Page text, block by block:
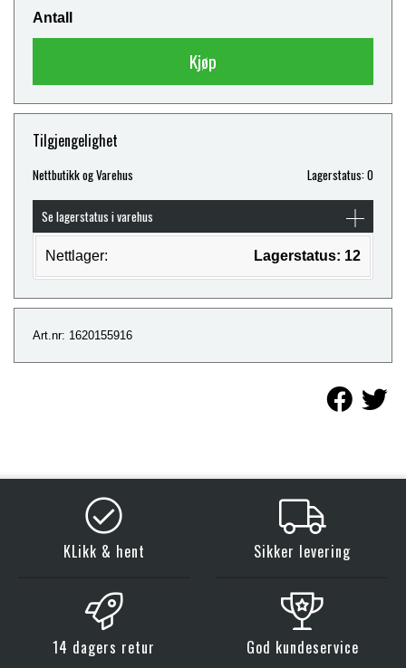
Antall
Kjøp
Tilgjengelighet
Nettbutikk og Varehus Lagerstatus: 0
Se lagerstatus i varehus
Nettlager: Lagerstatus: 12
Art.nr: 1620155916
KLikk & hent Sikker levering
14 dagers retur God kundeservice